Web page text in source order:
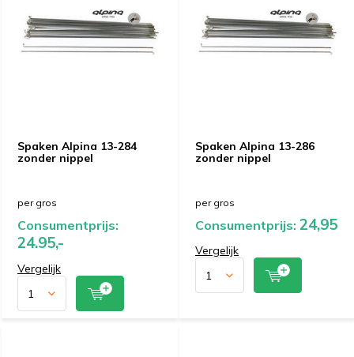
Spaken Alpina 13-284
zonder nippel
per gros
Consumentprijs:
24.95,-
Vergelijk
Spaken Alpina 13-286
zonder nippel
per gros
Consumentprijs: 24,95
Vergelijk